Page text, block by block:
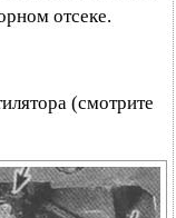
отсеке.
(смотрите